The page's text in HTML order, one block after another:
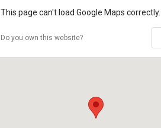
This page can't load Google Maps correctly.
Do you own this website?